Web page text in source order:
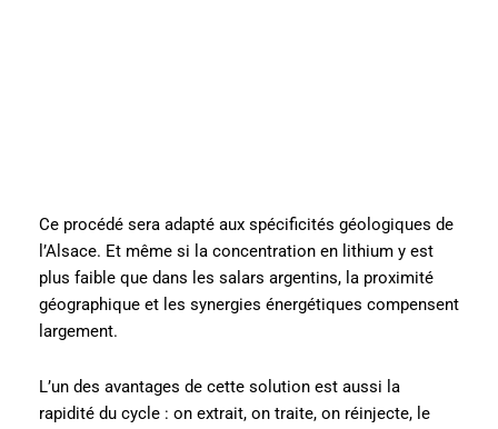
Ce procédé sera adapté aux spécificités géologiques de
l’Alsace. Et même si la concentration en lithium y est
plus faible que dans les salars argentins, la proximité
géographique et les synergies énergétiques compensent
largement.
L’un des avantages de cette solution est aussi la
rapidité du cycle : on extrait, on traite, on réinjecte, le